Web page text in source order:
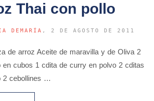
Thai con pollo
DEMARÍA , 2 DE AGOSTO DE 2011
de arroz Aceite de maravilla y de Oliva 2
en cubos 1 cdita de curry en polvo 2 cditas
2 cebollines …